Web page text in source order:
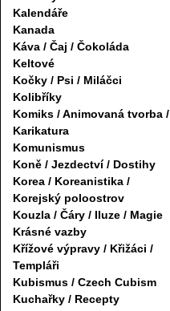
Kalendáře
Kanada
Káva / Čaj / Čokoláda
Keltové
Kočky / Psi / Miláčci
Kolibříky
Komiks / Animovaná tvorba /
Karikatura
Komunismus
Koně / Jezdectví / Dostihy
Korea / Koreanistika /
Korejský poloostrov
Kouzla / Čáry / Iluze / Magie
Krásné vazby
Křížové výpravy / Křižáci /
Templáři
Kubismus / Czech Cubism
Kuchařky / Recepty